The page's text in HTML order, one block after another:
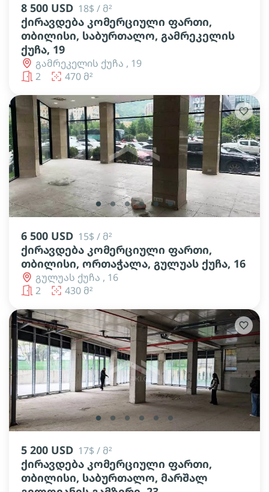
8 500 USD 18$ / მ²
ქირავდება კომერციული ფართი,
თბილისი, საბურთალო, გამრეკელის
ქუჩა, 19
გამრეკელის ქუჩა , 19
2
470 მ²
lens lens lens lens lens lens
6 500 USD 15$ / მ²
ქირავდება კომერციული ფართი,
თბილისი, ორთაჭალა, გულუას ქუჩა, 16
გულუას ქუჩა , 16
2
430 მ²
lens lens lens lens lens lens
5 200 USD 17$ / მ²
ქირავდება კომერციული ფართი,
თბილისი, საბურთალო, მარშალ